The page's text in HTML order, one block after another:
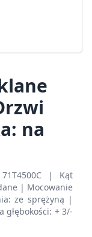
na
71T4500C | Kąt
| Mocowanie
ze sprężyną |
głębokości: + 3/-